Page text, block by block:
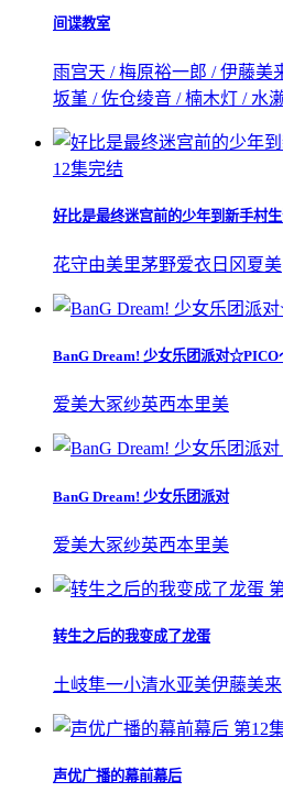
间谍教室
雨宫天 / 梅原裕一郎 / 伊藤美
坂堇 / 佐仓绫音 / 楠木灯 / 水
12集完结
好比是最终迷宫前的少年到新手村
花守由美里茅野爱衣 日冈夏美
BanG Dream! 少女乐团派对☆PICO
爱美大冢纱英西本里美
BanG Dream! 少女乐团派对
爱美大冢纱英西本里美
转生之后的我变成了龙蛋
土岐隼一小清水亚美伊藤美来
第12
声优广播的幕前幕后